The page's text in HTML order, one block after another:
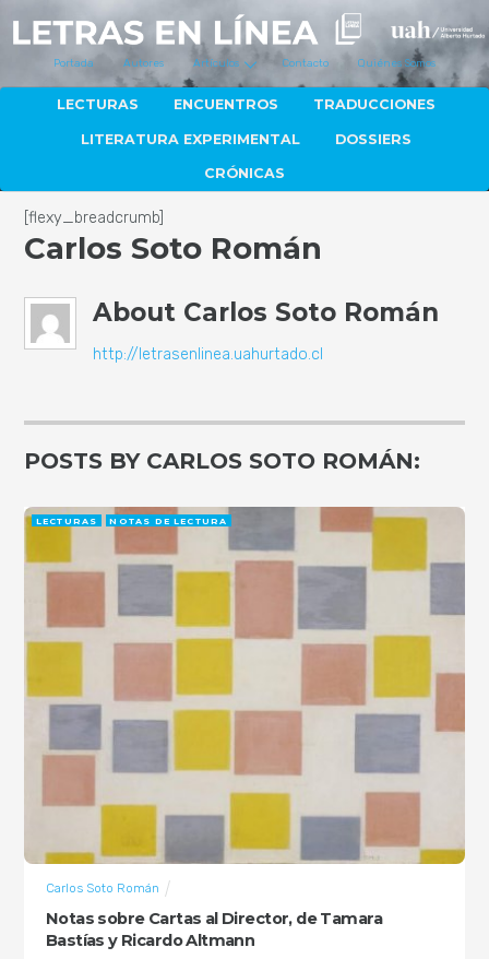
Portada Autores Artículos Contacto Quiénes Somos
LECTURAS ENCUENTROS TRADUCCIONES
LITERATURA EXPERIMENTAL DOSSIERS
CRÓNICAS
[flexy_breadcrumb]
Carlos Soto Román
About Carlos Soto Román
http://letrasenlinea.uahurtado.cl
POSTS BY CARLOS SOTO ROMÁN:
Notas sobre Cartas al Director, de Tamara
Bastías y Ricardo Altmann
Carlos Soto Román
LECTURAS NOTAS DE LECTURA